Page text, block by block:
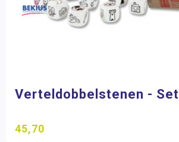
Verteldobbelstenen - Set
45,70